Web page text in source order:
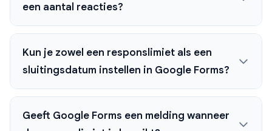
een aantal reacties?
Kun je zowel een responslimiet als een
sluitingsdatum instellen in Google Forms?
Geeft Google Forms een melding wanneer